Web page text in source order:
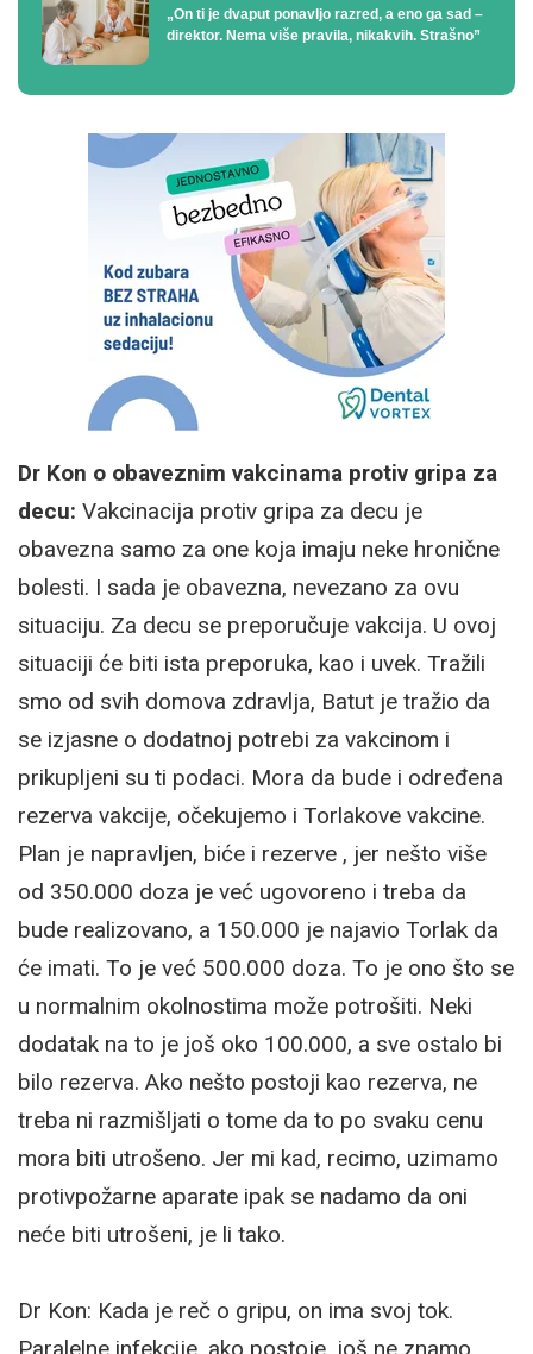
„On ti je dvaput ponavljo razred, a eno ga sad –
direktor. Nema više pravila, nikakvih. Strašno”
Dr Kon o obaveznim vakcinama protiv gripa za
decu: Vakcinacija protiv gripa za decu je
obavezna samo za one koja imaju neke hronične
bolesti. I sada je obavezna, nevezano za ovu
situaciju. Za decu se preporučuje vakcija. U ovoj
situaciji će biti ista preporuka, kao i uvek. Tražili
smo od svih domova zdravlja, Batut je tražio da
se izjasne o dodatnoj potrebi za vakcinom i
prikupljeni su ti podaci. Mora da bude i određena
rezerva vakcije, očekujemo i Torlakove vakcine.
Plan je napravljen, biće i rezerve , jer nešto više
od 350.000 doza je već ugovoreno i treba da
bude realizovano, a 150.000 je najavio Torlak da
će imati. To je već 500.000 doza. To je ono što se
u normalnim okolnostima može potrošiti. Neki
dodatak na to je još oko 100.000, a sve ostalo bi
bilo rezerva. Ako nešto postoji kao rezerva, ne
treba ni razmišljati o tome da to po svaku cenu
mora biti utrošeno. Jer mi kad, recimo, uzimamo
protivpožarne aparate ipak se nadamo da oni
neće biti utrošeni, je li tako.
Dr Kon: Kada je reč o gripu, on ima svoj tok.